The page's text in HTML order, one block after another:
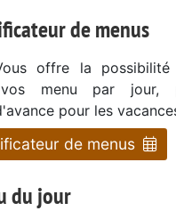
de menus
offre la
menu par jour,
pour les
de menus
du jour